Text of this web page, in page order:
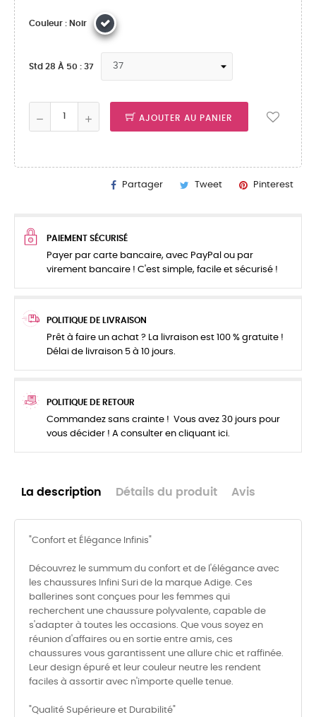
Couleur : Noir
Std 28 À 50 : 37
AJOUTER AU PANIER
Partager Tweet Pinterest
PAIEMENT SÉCURISÉ
Payer par carte bancaire, avec PayPal ou par
virement bancaire ! C'est simple, facile et sécurisé !
POLITIQUE DE LIVRAISON
Prêt à faire un achat ? La livraison est 100 % gratuite !
Délai de livraison 5 à 10 jours.
POLITIQUE DE RETOUR
Commandez sans crainte ! Vous avez 30 jours pour
vous décider ! A consulter en cliquant ici.
La description Détails du produit Avis
"Confort et Élégance Infinis"
Découvrez le summum du confort et de l'élégance avec
les chaussures Infini Suri de la marque Adige. Ces
ballerines sont conçues pour les femmes qui
recherchent une chaussure polyvalente, capable de
s'adapter à toutes les occasions. Que vous soyez en
réunion d'affaires ou en sortie entre amis, ces
chaussures vous garantissent une allure chic et raffinée.
Leur design épuré et leur couleur neutre les rendent
faciles à assortir avec n'importe quelle tenue.
"Qualité Supérieure et Durabilité"